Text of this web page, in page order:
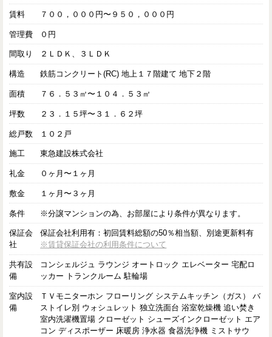
賃料 ７００，０００円〜９５０，０００円
管理費 ０円
間取り ２ＬＤＫ、３ＬＤＫ
構造 鉄筋コンクリート(RC) 地上１７階建て 地下２階
面積 ７６．５３㎡〜１０４．５３㎡
坪数 ２３．１５坪〜３１．６２坪
総戸数 １０２戸
施工 東急建設株式会社
礼金 ０ヶ月〜１ヶ月
敷金 １ヶ月〜３ヶ月
条件 ※分譲マンションの為、お部屋により条件が異なります。
保証会
社
保証会社利用有：初回賃料総額の50％相当額、別途更新料有
※賃貸保証会社の利用条件について
共有設
備
コンシェルジュ ラウンジ オートロック エレベーター 宅配ロ
ッカー トランクルーム 駐輪場
室内設
備
ＴＶモニターホン フローリング システムキッチン（ガス） バ
ストイレ別 ウォシュレット 独立洗面台 浴室乾燥機 追い焚き
室内洗濯機置場 クローゼット シューズインクローゼット エア
コン ディスポーザー 床暖房 浄水器 食器洗浄機 ミストサウ